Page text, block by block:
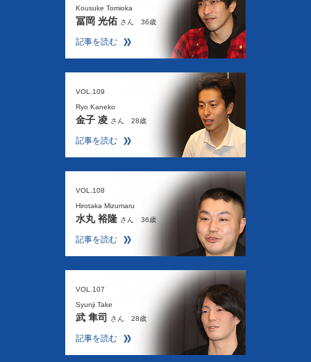
Kousuke Tomioka
冨岡 光佑 さん 36歳
記事を読む
VOL.109
Ryo Kaneko
金子 凌 さん 28歳
記事を読む
VOL.108
Hirotaka Mizumaru
水丸 裕隆 さん 36歳
記事を読む
VOL.107
Syunji Take
武 隼司 さん 28歳
記事を読む